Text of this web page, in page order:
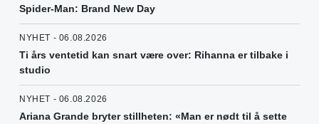
Spider-Man: Brand New Day
NYHET - 06.08.2026
Ti års ventetid kan snart være over: Rihanna er tilbake i
studio
NYHET - 06.08.2026
Ariana Grande bryter stillheten: «Man er nødt til å sette